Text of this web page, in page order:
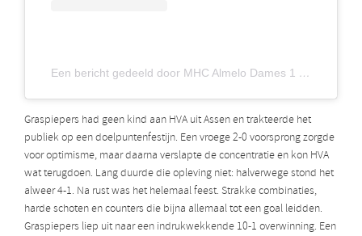
Een bericht gedeeld door MHC Almelo Dames 1 (@mhcalmelodames1)
Graspiepers had geen kind aan HVA uit Assen en trakteerde het
publiek op een doelpuntenfestijn. Een vroege 2-0 voorsprong zorgde
voor optimisme, maar daarna verslapte de concentratie en kon HVA
wat terugdoen. Lang duurde die opleving niet: halverwege stond het
alweer 4-1. Na rust was het helemaal feest. Strakke combinaties,
harde schoten en counters die bijna allemaal tot een goal leidden.
Graspiepers liep uit naar een indrukwekkende 10-1 overwinning. Een